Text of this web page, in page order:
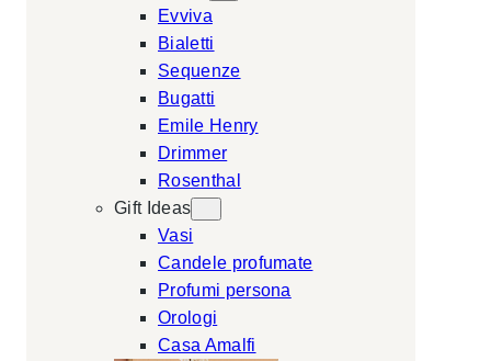
Evviva
Bialetti
Sequenze
Bugatti
Emile Henry
Drimmer
Rosenthal
Gift Ideas
Vasi
Candele profumate
Profumi persona
Orologi
Casa Amalfi